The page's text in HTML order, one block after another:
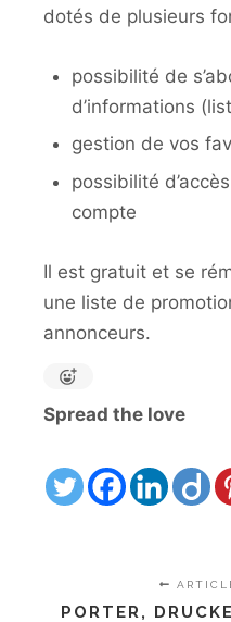
dotés de plusieurs
possibilité de
d’informations
gestion de vos
possibilité
compte
Il est gratuit et se
une liste de
annonceurs.
Spread the love
PORTER,